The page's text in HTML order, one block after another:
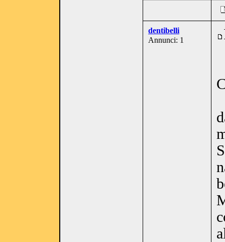
dentibelli
Annunci: 1